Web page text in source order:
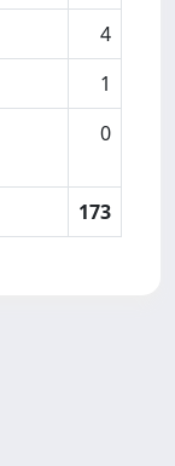
4
1
0
173